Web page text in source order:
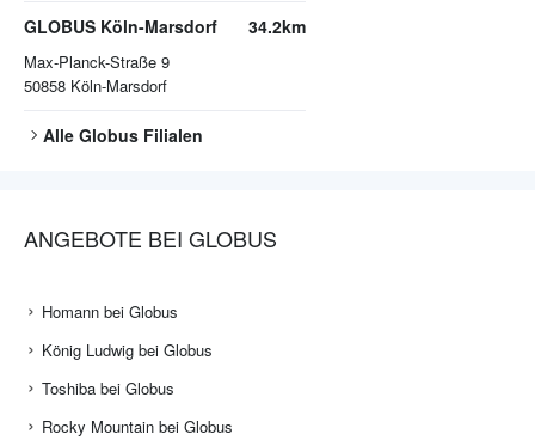
GLOBUS Köln-Marsdorf
Max-Planck-Straße 9
50858 Köln-Marsdorf
34.2km
Alle Globus Filialen
ANGEBOTE BEI GLOBUS
Homann bei Globus
König Ludwig bei Globus
Toshiba bei Globus
Rocky Mountain bei Globus